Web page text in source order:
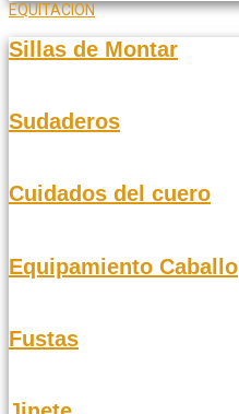
EQUITACION
Sillas de Montar
Sudaderos
Cuidados del cuero
Equipamiento Caballo
Fustas